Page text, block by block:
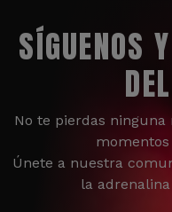
SÍGUENOS
No te pierdas ninguna
Únete a nuestra
la